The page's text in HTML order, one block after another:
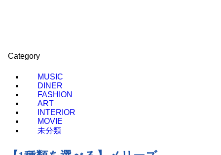
Category
MUSIC
DINER
FASHION
ART
INTERIOR
MOVIE
未分類